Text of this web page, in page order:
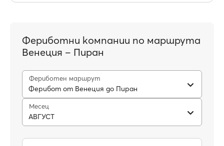
Фериботни компании по маршрута
Венеция – Пиран
Фериботен маршрут
Ферибот от Венеция до Пиран
Месец
АВГУСТ